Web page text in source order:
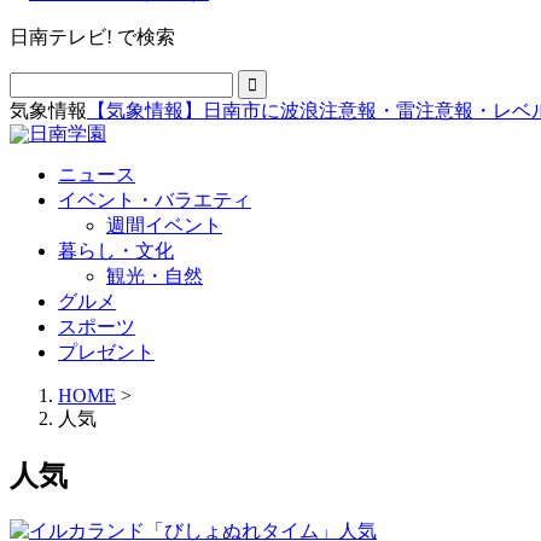
日南テレビ! で検索
気象情報 【気象情報】日南市に波浪注意報・雷注意報・レベ
ニュース
イベント・バラエティ
週間イベント
暮らし・文化
観光・自然
グルメ
スポーツ
プレゼント
HOME >
人気
人気